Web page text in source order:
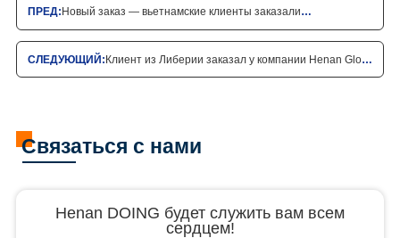
ПРЕД:Новый заказ — вьетнамские клиенты заказали
СЛЕДУЮЩИЙ:Клиент из Либерии заказал у компании Henan Glory
Связаться с нами
Henan DOING будет служить вам всем
сердцем!